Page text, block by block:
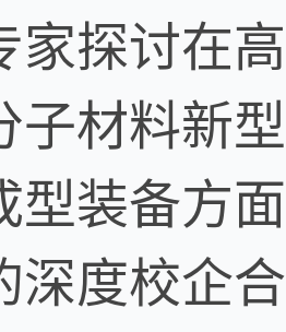
家探讨在高
子材料新型
型装备方面
深度校企合